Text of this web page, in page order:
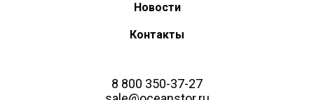
Новости
Контакты
8 800 350-37-27